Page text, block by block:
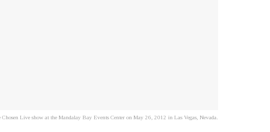
Live show at the Mandalay Bay Events Center on May 26, 2012 in Las Vegas, Nevada.